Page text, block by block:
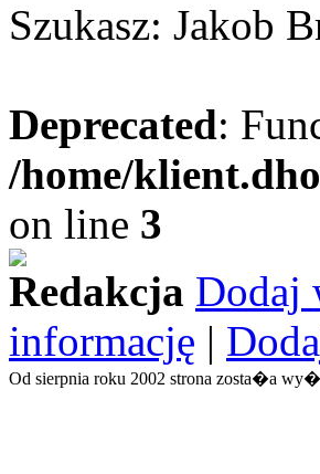
Szukasz: Jakob
Deprecated:
/home/
on line 3
Redakcja Dodaj
informację |
Od sierpnia roku 2002 strona zosta�a